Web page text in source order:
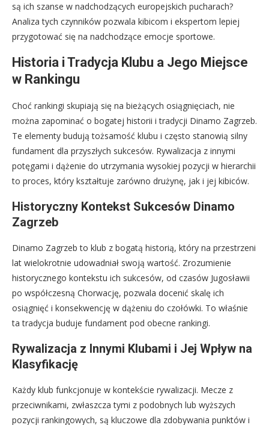
są ich szanse w nadchodzących europejskich pucharach?
Analiza tych czynników pozwala kibicom i ekspertom lepiej
przygotować się na nadchodzące emocje sportowe.
Historia i Tradycja Klubu a Jego Miejsce
w Rankingu
Choć rankingi skupiają się na bieżących osiągnięciach, nie
można zapominać o bogatej historii i tradycji Dinamo Zagrzeb.
Te elementy budują tożsamość klubu i często stanowią silny
fundament dla przyszłych sukcesów. Rywalizacja z innymi
potęgami i dążenie do utrzymania wysokiej pozycji w hierarchii
to proces, który kształtuje zarówno drużynę, jak i jej kibiców.
Historyczny Kontekst Sukcesów Dinamo
Zagrzeb
Dinamo Zagrzeb to klub z bogatą historią, który na przestrzeni
lat wielokrotnie udowadniał swoją wartość. Zrozumienie
historycznego kontekstu ich sukcesów, od czasów Jugosławii
po współczesną Chorwację, pozwala docenić skalę ich
osiągnięć i konsekwencję w dążeniu do czołówki. To właśnie
ta tradycja buduje fundament pod obecne rankingi.
Rywalizacja z Innymi Klubami i Jej Wpływ na
Klasyfikację
Każdy klub funkcjonuje w kontekście rywalizacji. Mecze z
przeciwnikami, zwłaszcza tymi z podobnych lub wyższych
pozycji rankingowych, są kluczowe dla zdobywania punktów i